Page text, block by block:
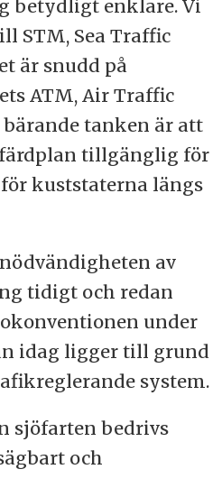
betydligt enklare. Vi
STM, Sea Traffic
är snudd på
ATM, Air Traffic
tanken är att
tillgänglig för
kuststaterna längs
av
tidigt och redan
under
idag ligger till grund
system.
sjöfarten bedrivs
och